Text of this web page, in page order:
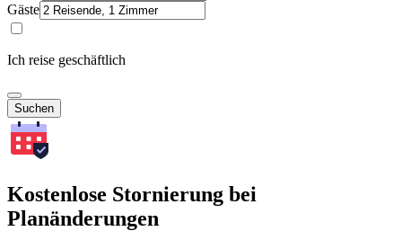
Gäste
Ich reise geschäftlich
Suchen
Kostenlose Stornierung bei
Planänderungen